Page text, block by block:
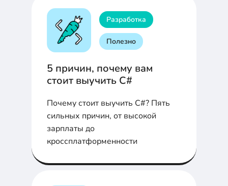
- расскажем в статье...
Разработка
Полезно
5 причин, почему вам
стоит выучить C#
Почему стоит выучить C#? Пять
сильных причин, от высокой
зарплаты до
кроссплатформенности